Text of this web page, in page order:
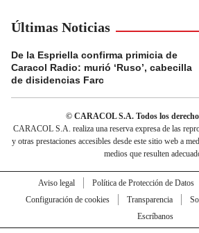
Últimas Noticias
De la Espriella confirma primicia de
Caracol Radio: murió ‘Ruso’, cabecilla
de disidencias Farc
© CARACOL S.A. Todos los
CARACOL S.A. realiza una reserva expresa de las
y otras prestaciones accesibles desde este sitio web a
medios que resulten
Aviso legal Política de Protección de Datos
Configuración de cookies
Transparencia
Escríbanos